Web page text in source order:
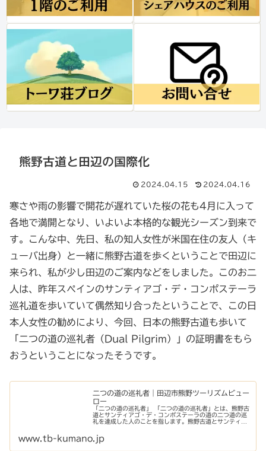
熊野古道と田辺の国際化
2024.04.15 2024.04.16
寒さや雨の影響で開花が遅れていた桜の花も4月に入って
各地で満開となり、いよいよ本格的な観光シーズン到来で
す。こんな中、先日、私の知人女性が米国在住の友人（キ
ューバ出身）と一緒に熊野古道を歩くということで田辺に
来られ、私が少し田辺のご案内などをしました。このお二
人は、昨年スペインのサンティアゴ・デ・コンポステーラ
巡礼道を歩いていて偶然知り合ったということで、この日
本人女性の勧めにより、今回、日本の熊野古道も歩いて
「二つの道の巡礼者（Dual Pilgrim）」の証明書をもら
おうということになったそうです。
二つの道の巡礼者｜田辺市熊野ツーリズムビュー
ロー
「二つの道の巡礼者」 「二つの道の巡礼者」とは、熊野古
道とサンティアゴ・デ・コンポステーラの道の二つ道の巡
礼を達成した人のことを指します。熊野古道とサンティア
「二つの道
www.tb-kumano.jp